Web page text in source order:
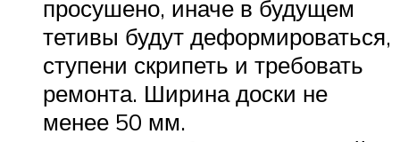
просушено, иначе в будущем
тетивы будут деформироваться,
ступени скрипеть и требовать
ремонта. Ширина доски не
менее 50 мм.